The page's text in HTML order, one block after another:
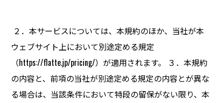
２．本サービスについては、本規約のほか、当社が本
ウェブサイト上において別途定める規定
（https://flatte.jp/pricing/）が適用されます。 ３．本規約
の内容と、前項の当社が別途定める規定の内容とが異な
る場合は、当該条件において特段の留保がない限り、本